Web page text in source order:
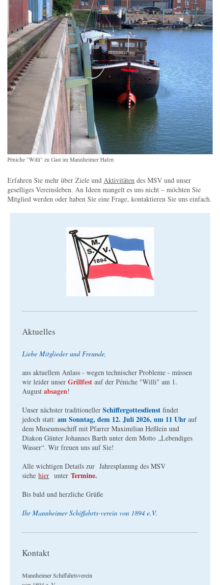
Péniche "Willi" zu Gast im Mannheimer Hafen
Erfahren Sie mehr über Ziele und Aktivitäten des MSV und unser
geselliges Vereinsleben. An Ideen mangelt es uns nicht – möchten Sie
Mitglied werden oder haben Sie eine Frage, kontaktieren Sie uns einfach.
Aktuelles
Liebe Mitglieder und Freunde,
aus aktuellem Anlass - wegen technischer Probleme - müssen
wir leider unser Grillfest auf der Péniche "Willi" am 1.
August absagen!
Unser nächster traditioneller Schiffergottesdienst findet
jedoch statt: am Sonntag, dem 12. Juli 2026, um 11 Uhr auf
dem Museumsschiff mit Pfarrer Maximilian Heßlein und
Diakon Günter Johannes Barth unter dem Motto „Lebendiges
Wasser“. Wir freuen uns auf Sie!
Alle wichtigen Details zur Jahresplanung des MSV
siehe hier unter Termine.
Bis bald und herzliche Grüße
Ihr Mannheimer Schiffahrts-verein von 1894 e.V.
Kontakt
Mannheimer Schiffahrtsverein